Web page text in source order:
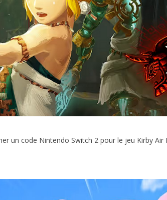
un code Nintendo Switch 2 pour le jeu Kirby